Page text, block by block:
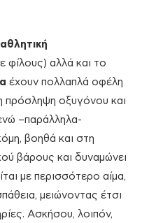
αθλητική
φίλους) αλλά και το
έχουν πολλαπλά οφέλη
πρόσληψη οξυγόνου και
–παράλληλα-
βοηθά και στη
βάρους και δυναμώνει
με περισσότερο αίμα,
μειώνοντας έτσι
Ασκήσου, λοιπόν,